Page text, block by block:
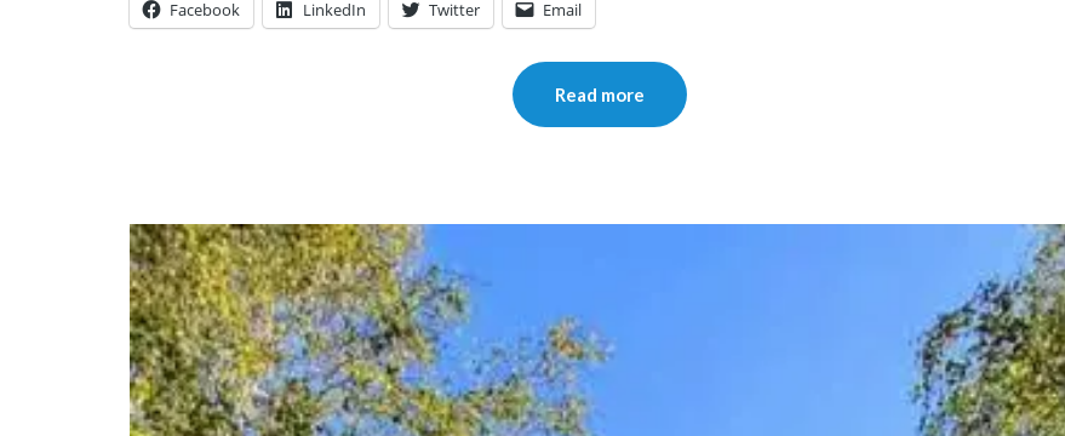
Facebook LinkedIn Twitter Email
Read more